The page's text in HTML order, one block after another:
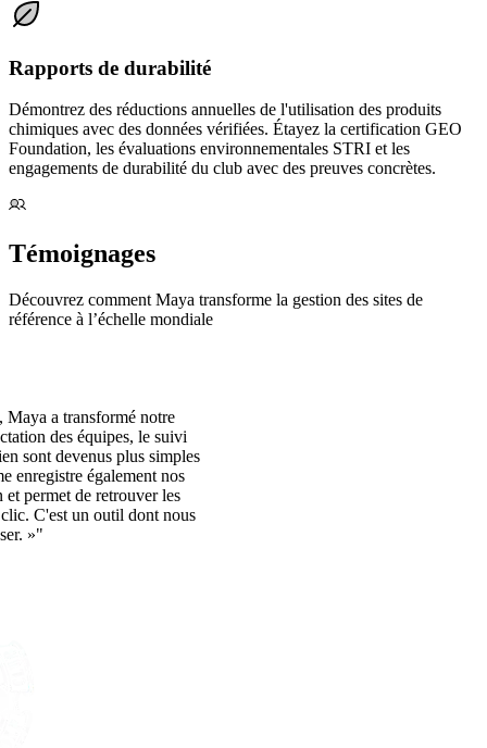
Rapports de durabilité
Démontrez des réductions annuelles de l'utilisation des produits
chimiques avec des données vérifiées. Étayez la certification GEO
Foundation, les évaluations environnementales STRI et les
engagements de durabilité du club avec des preuves concrètes.
Témoignages
Découvrez comment Maya transforme la gestion des sites de
référence à l’échelle mondiale
a transformé notre
des équipes, le suivi
sont devenus plus simples
enregistre également nos
permet de retrouver les
C'est un outil dont nous
»"